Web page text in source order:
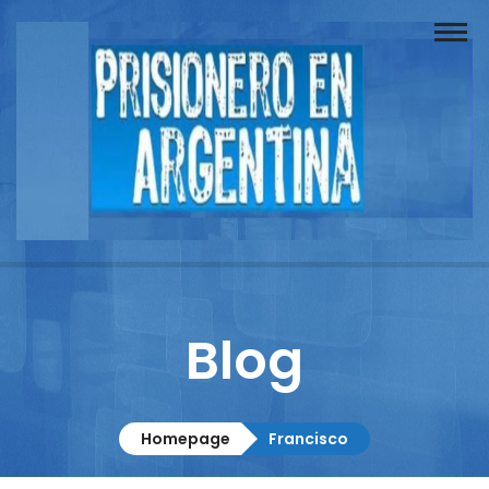
Buscador
Documentos
Columnistas
Contacto
Blog
Homepage Francisco